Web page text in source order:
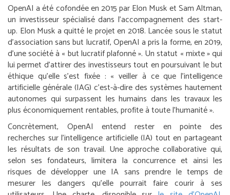
OpenAI a été cofondée en 2015 par Elon Musk et Sam Altman,
un investisseur spécialisé dans l’accompagnement des start-
up. Elon Musk a quitté le projet en 2018. Lancée sous le statut
d’association sans but lucratif, OpenAI a pris la forme, en 2019,
d’une société à « but lucratif plafonné ». Un statut « mixte » qui
lui permet d’attirer des investisseurs tout en poursuivant le but
éthique qu’elle s’est fixée : « veiller à ce que l’intelligence
artificielle générale (IAG) c’est-à-dire des systèmes hautement
autonomes qui surpassent les humains dans les travaux les
plus économiquement rentables, profite à toute l’humanité ».
Concrètement, OpenAI entend rester en pointe des
recherches sur l’intelligence artificielle (IA) tout en partageant
les résultats de son travail. Une approche collaborative qui,
selon ses fondateurs, limitera la concurrence et ainsi les
risques de développer une IA sans prendre le temps de
mesurer les dangers qu’elle pourrait faire courir à ses